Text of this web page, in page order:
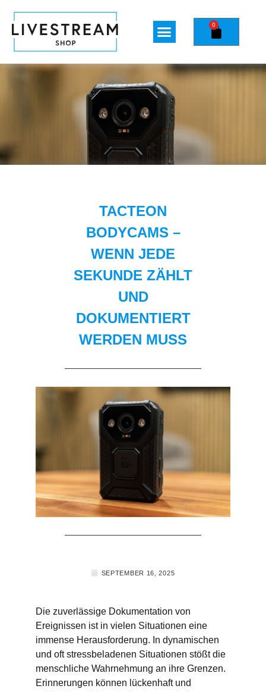
0
TACTEON
BODYCAMS –
WENN JEDE
SEKUNDE ZÄHLT
UND
DOKUMENTIERT
WERDEN MUSS
SEPTEMBER 16, 2025
Die zuverlässige Dokumentation von
Ereignissen ist in vielen Situationen eine
immense Herausforderung. In dynamischen
und oft stressbeladenen Situationen stößt die
menschliche Wahrnehmung an ihre Grenzen.
Erinnerungen können lückenhaft und